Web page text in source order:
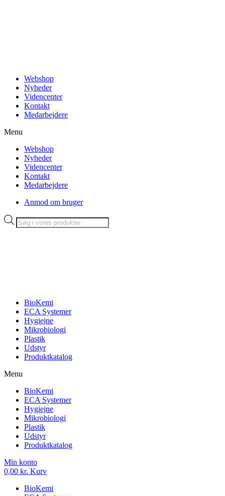
Webshop
Nyheder
Videncenter
Kontakt
Medarbejdere
Menu
Webshop
Nyheder
Videncenter
Kontakt
Medarbejdere
Anmod om bruger
Products
search
BioKemi
ECA Systemer
Hygiejne
Mikrobiologi
Plastik
Udstyr
Produktkatalog
Menu
BioKemi
ECA Systemer
Hygiejne
Mikrobiologi
Plastik
Udstyr
Produktkatalog
Min konto
0,00 kr. Kurv
BioKemi